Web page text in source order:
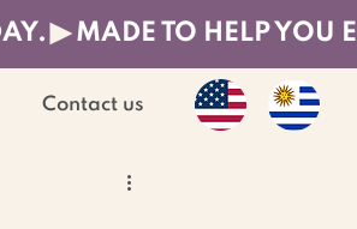
Contact us